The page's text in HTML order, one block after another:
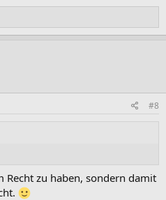
#8
Recht zu haben, sondern damit